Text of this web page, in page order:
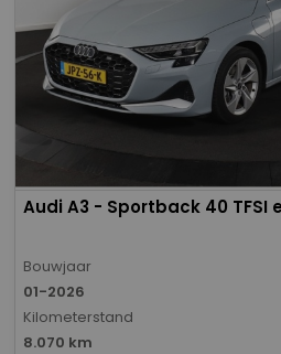
Audi A3 - Sportback 40 TFSI
Bouwjaar
01-2026
Kilometerstand
8.070 km